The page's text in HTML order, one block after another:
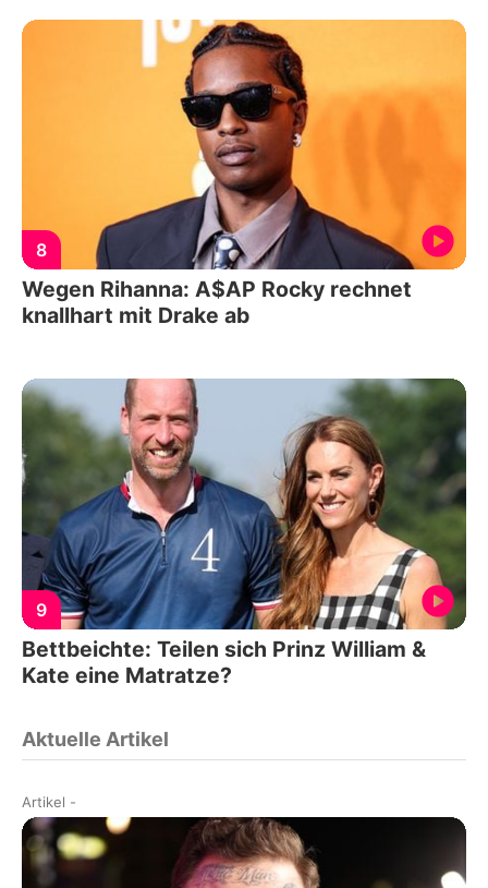
8
Wegen Rihanna: A$AP Rocky rechnet
knallhart mit Drake ab
9
Bettbeichte: Teilen sich Prinz William &
Kate eine Matratze?
Aktuelle Artikel
Artikel -